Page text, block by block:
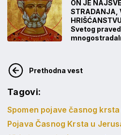
ON JE
STRADANJA,
Svetog
Prethodna vest
Tagovi:
Spomen pojave časnog
Pojava Časnog Krsta u